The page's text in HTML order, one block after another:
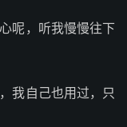
呢，听我慢慢往下
我自己也用过，只